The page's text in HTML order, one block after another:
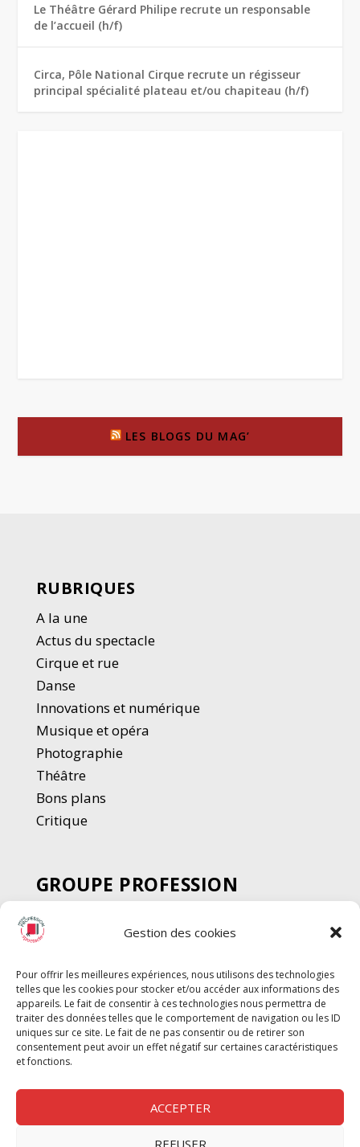
Gestion des cookies
Pour offrir les meilleures expériences, nous utilisons des technologies
telles que les cookies pour stocker et/ou accéder aux informations des
appareils. Le fait de consentir à ces technologies nous permettra de
traiter des données telles que le comportement de navigation ou les ID
uniques sur ce site. Le fait de ne pas consentir ou de retirer son
consentement peut avoir un effet négatif sur certaines caractéristiques
et fonctions.
ACCEPTER
REFUSER
Le Théâtre Gérard Philipe recrute un responsable
de l’accueil (h/f)
Circa, Pôle National Cirque recrute un régisseur
principal spécialité plateau et/ou chapiteau (h/f)
LES BLOGS DU MAG’
RUBRIQUES
A la une
Actus du spectacle
Cirque et rue
Danse
Innovations et numérique
Musique et opéra
Photographie
Théâtre
Bons plans
Critique
GROUPE PROFESSION
SPECTACLE
Chèque Intermittents
Chèque Compta
Chèque Emploi Spectacle
G-Pods
Profession Audio-visuel